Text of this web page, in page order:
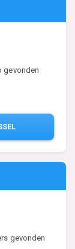
gevonden
gevonden